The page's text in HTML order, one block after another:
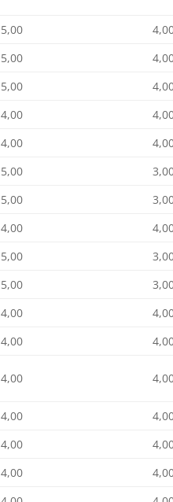
5,00
5,00
5,00
4,00
4,00
5,00
5,00
4,00
5,00
5,00
4,00
4,00
4,00
4,00
4,00
4,00